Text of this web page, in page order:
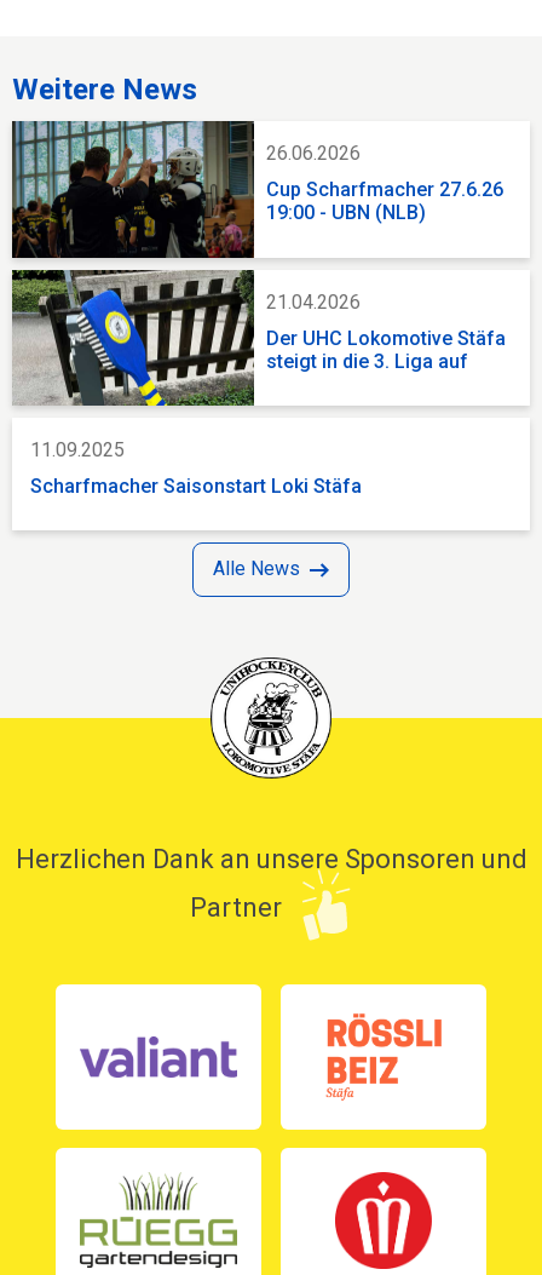
Weitere News
26.06.2026
Cup Scharfmacher 27.6.26
19:00 - UBN (NLB)
21.04.2026
Der UHC Lokomotive Stäfa
steigt in die 3. Liga auf
11.09.2025
Scharfmacher Saisonstart Loki Stäfa
Alle News
Herzlichen Dank an unsere Sponsoren und
Partner